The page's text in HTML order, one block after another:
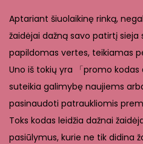
Aptariant šiuolaikinę rinką,
žaidėjai dažną savo patirtį sieja
papildomas vertes, teikiamas
Uno iš tokių yra 「promo kodas
suteikia galimybę naujiems
pasinaudoti patraukliomis
Toks kodas leidžia dažnai
pasiūlymus, kurie ne tik didina